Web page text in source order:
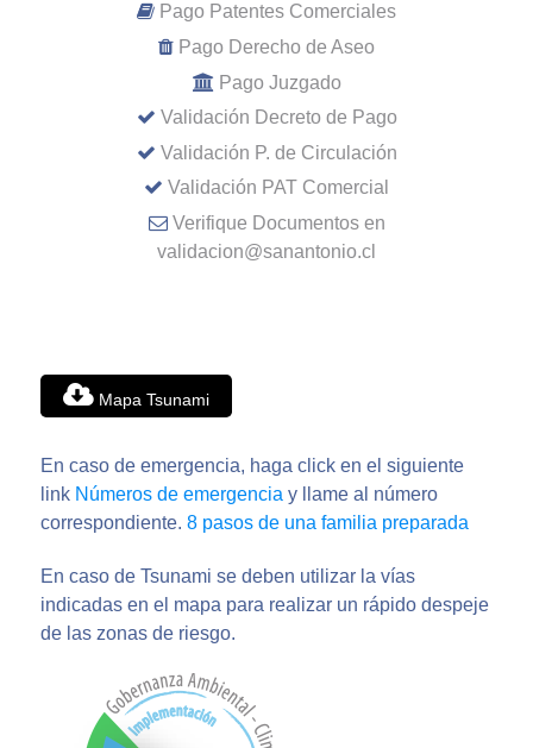
Pago Patentes Comerciales
Pago Derecho de Aseo
Pago Juzgado
Validación Decreto de Pago
Validación P. de Circulación
Validación PAT Comercial
Verifique Documentos en
validacion@sanantonio.cl
Mapa Tsunami
En caso de emergencia, haga click en el siguiente
link Números de emergencia y llame al número
correspondiente. 8 pasos de una familia preparada
En caso de Tsunami se deben utilizar la vías
indicadas en el mapa para realizar un rápido despeje
de las zonas de riesgo.